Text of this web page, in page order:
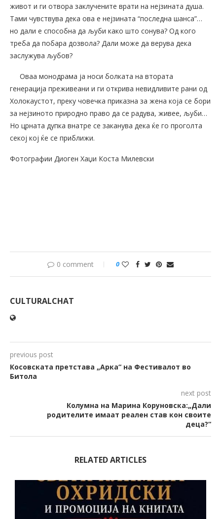
живот и ги отвора заклучените врати на нејзината душа.
Тами чувствува дека ова е нејзината “последна шанса”…
но дали е способна да љуби како што сонува? Од кого
треба да побара дозвола? Дали може да верува дека
заслужува љубов?
Оваа монодрама ја носи болката на втората
генерација преживеани и ги открива невидливите рани од
Холокаустот, преку човечка приказна за жена која се бори
за нејзиното природно право да се радува, живее, љуби…
Но црната дупка внатре се заканува дека ќе го проголта
секој кој ќе се приближи.
Фотографии Диоген Хаџи Коста Милевски
0 comment 0
CULTURALCHAT
previous post
Косовската претстава „Арка“ на Фестивалот во
Битола
next post
Колумна на Марина Коруновска:„Дали
родителите имаат реален став кон своите
деца?“
RELATED ARTICLES